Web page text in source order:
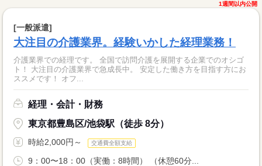
1週間以内公開
[一般派遣]
大注目の介護業界。経験いかした経理業務！
介護業界での経理です。 全国で訪問介護を展開する企業でのオシゴ
ト！ 大注目の介護業界で急成長中。 安定した働き方を目指す方にお
ススメです！ オフ...
経理・会計・財務
東京都豊島区/池袋駅（徒歩 8分）
時給2,000円～ 交通費全額支給
9：00〜18：00（実働：8時間） （休憩60分...